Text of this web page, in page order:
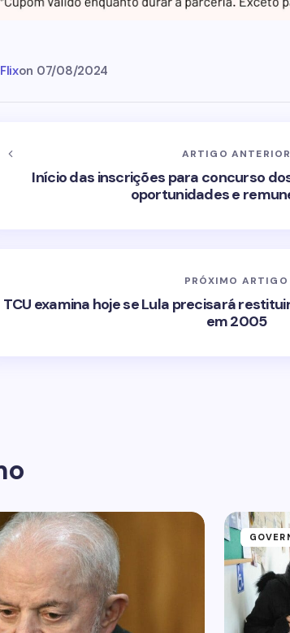
on 07/08/2024
ARTIGO ANTERIOR
Início das inscrições para concurso
oportunidades e
PRÓXIMO ARTIGO
TCU examina hoje se Lula precisará
em 2005